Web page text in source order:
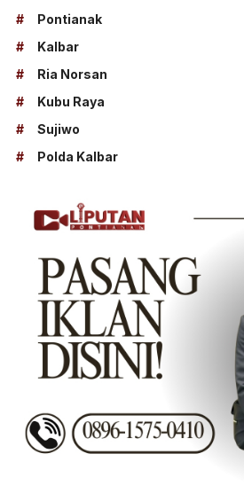
#
Pontianak
#
Kalbar
#
Ria Norsan
#
Kubu Raya
#
Sujiwo
#
Polda Kalbar